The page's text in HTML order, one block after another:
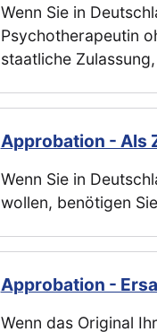
Wenn Sie in
Psychotherapeutin
staatliche
Approbation - Als
Wenn Sie in
wollen, benötigen
Approbation -
Wenn das Original